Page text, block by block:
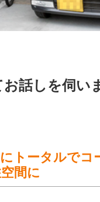
話しを伺い
トータルでコ
間に